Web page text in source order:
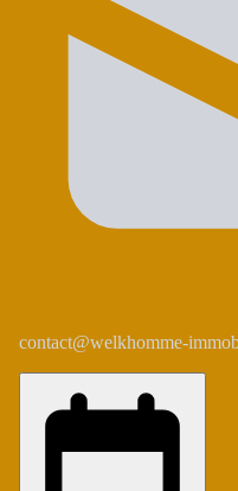
contact@welkhomme-